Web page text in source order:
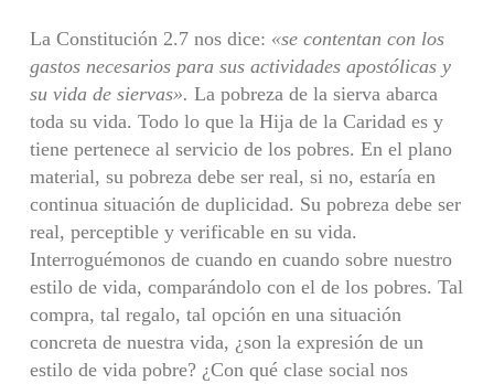
La Constitución 2.7 nos dice: «se contentan con los
gastos necesarios para sus actividades apostólicas y
su vida de siervas». La pobreza de la sier­va abarca
toda su vida. Todo lo que la Hija de la Caridad es y
tiene pertene­ce al servicio de los pobres. En el plano
material, su pobreza debe ser real, si no, estaría en
continua situación de duplicidad. Su pobreza debe ser
real, perceptible y verificable en su vida.
Interroguémonos de cuando en cuan­do sobre nuestro
estilo de vida, comparándolo con el de los pobres. Tal
com­pra, tal regalo, tal opción en una situación
concreta de nuestra vida, ¿son la expresión de un
estilo de vida pobre? ¿Con qué clase social nos